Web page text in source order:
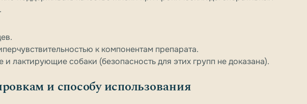
к компонентам препарата.
лактирующие собаки (безопасность для этих групп не доказана).
и способу использования